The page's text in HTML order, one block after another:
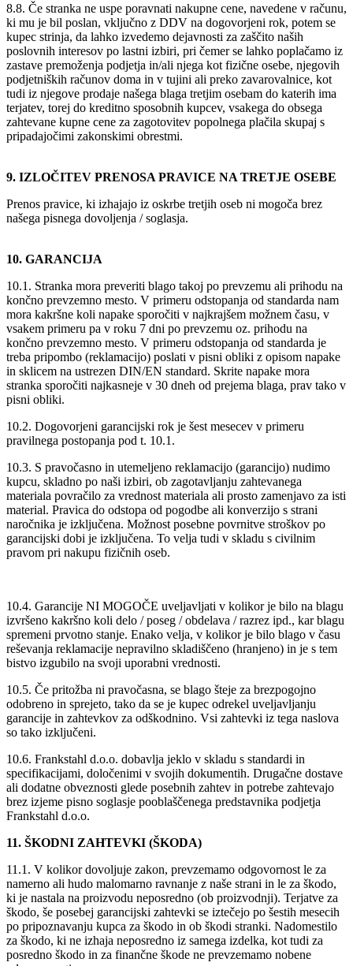
8.8. Če stranka ne uspe poravnati nakupne cene, navedene v računu,
ki mu je bil poslan, vključno z DDV na dogovorjeni rok, potem se
kupec strinja, da lahko izvedemo dejavnosti za zaščito naših
poslovnih interesov po lastni izbiri, pri čemer se lahko poplačamo iz
zastave premoženja podjetja in/ali njega kot fizične osebe, njegovih
podjetniških računov doma in v tujini ali preko zavarovalnice, kot
tudi iz njegove prodaje našega blaga tretjim osebam do katerih ima
terjatev, torej do kreditno sposobnih kupcev, vsakega do obsega
zahtevane kupne cene za zagotovitev popolnega plačila skupaj s
pripadajočimi zakonskimi obrestmi.
9. IZLOČITEV PRENOSA PRAVICE NA TRETJE OSEBE
Prenos pravice, ki izhajajo iz oskrbe tretjih oseb ni mogoča brez
našega pisnega dovoljenja / soglasja.
10. GARANCIJA
10.1. Stranka mora preveriti blago takoj po prevzemu ali prihodu na
končno prevzemno mesto. V primeru odstopanja od standarda nam
mora kakršne koli napake sporočiti v najkrajšem možnem času, v
vsakem primeru pa v roku 7 dni po prevzemu oz. prihodu na
končno prevzemno mesto. V primeru odstopanja od standarda je
treba pripombo (reklamacijo) poslati v pisni obliki z opisom napake
in sklicem na ustrezen DIN/EN standard. Skrite napake mora
stranka sporočiti najkasneje v 30 dneh od prejema blaga, prav tako v
pisni obliki.
10.2. Dogovorjeni garancijski rok je šest mesecev v primeru
pravilnega postopanja pod t. 10.1.
10.3. S pravočasno in utemeljeno reklamacijo (garancijo) nudimo
kupcu, skladno po naši izbiri, ob zagotavljanju zahtevanega
materiala povračilo za vrednost materiala ali prosto zamenjavo za isti
material. Pravica do odstopa od pogodbe ali konverzijo s strani
naročnika je izključena. Možnost posebne povrnitve stroškov po
garancijski dobi je izključena. To velja tudi v skladu s civilnim
pravom pri nakupu fizičnih oseb.
10.4. Garancije NI MOGOČE uveljavljati v kolikor je bilo na blagu
izvršeno kakršno koli delo / poseg / obdelava / razrez ipd., kar blagu
spremeni prvotno stanje. Enako velja, v kolikor je bilo blago v času
reševanja reklamacije nepravilno skladiščeno (hranjeno) in je s tem
bistvo izgubilo na svoji uporabni vrednosti.
10.5. Če pritožba ni pravočasna, se blago šteje za brezpogojno
odobreno in sprejeto, tako da se je kupec odrekel uveljavljanju
garancije in zahtevkov za odškodnino. Vsi zahtevki iz tega naslova
so tako izključeni.
10.6. Frankstahl d.o.o. dobavlja jeklo v skladu s standardi in
specifikacijami, določenimi v svojih dokumentih. Drugačne dostave
ali dodatne obveznosti glede posebnih zahtev in potrebe zahtevajo
brez izjeme pisno soglasje pooblaščenega predstavnika podjetja
Frankstahl d.o.o.
11. ŠKODNI ZAHTEVKI (ŠKODA)
11.1. V kolikor dovoljuje zakon, prevzemamo odgovornost le za
namerno ali hudo malomarno ravnanje z naše strani in le za škodo,
ki je nastala na proizvodu neposredno (ob proizvodnji). Terjatve za
škodo, še posebej garancijski zahtevki se iztečejo po šestih mesecih
po pripoznavanju kupca za škodo in ob škodi stranki. Nadomestilo
za škodo, ki ne izhaja neposredno iz samega izdelka, kot tudi za
posredno škodo in za finančne škode ne prevzemamo nobene